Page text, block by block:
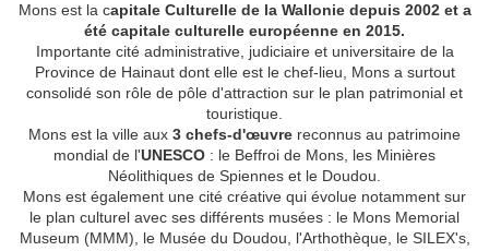
Mons est la capitale Culturelle de la Wallonie depuis 2002 et a
été capitale culturelle européenne en 2015.
Importante cité administrative, judiciaire et universitaire de la
Province de Hainaut dont elle est le chef-lieu, Mons a surtout
consolidé son rôle de pôle d'attraction sur le plan patrimonial et
touristique.
Mons est la ville aux 3 chefs-d'œuvre reconnus au patrimoine
mondial de l'UNESCO : le Beffroi de Mons, les Minières
Néolithiques de Spiennes et le Doudou.
Mons est également une cité créative qui évolue notamment sur
le plan culturel avec ses différents musées : le Mons Memorial
Museum (MMM), le Musée du Doudou, l'Arthothèque, le SILEX's,